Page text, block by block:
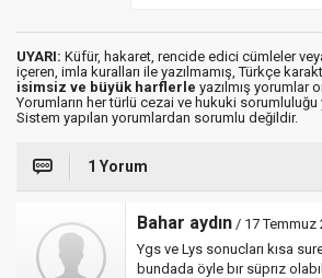
UYARI: Küfür, hakaret, rencide edici cümleler
içeren, imla kuralları ile yazılmamış, Türkçe
isimsiz ve büyük harflerle yazılmış yorumlar
Yorumların her türlü cezai ve hukuki
Sistem yapılan yorumlardan sorumlu değildir.
1 Yorum
Bahar aydın / 17 Temmuz
Ygs ve Lys sonucları kısa
bundada öyle bır süprız